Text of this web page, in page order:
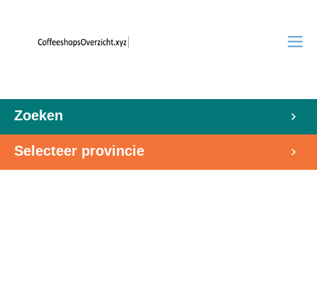
Zoeken
Selecteer provincie